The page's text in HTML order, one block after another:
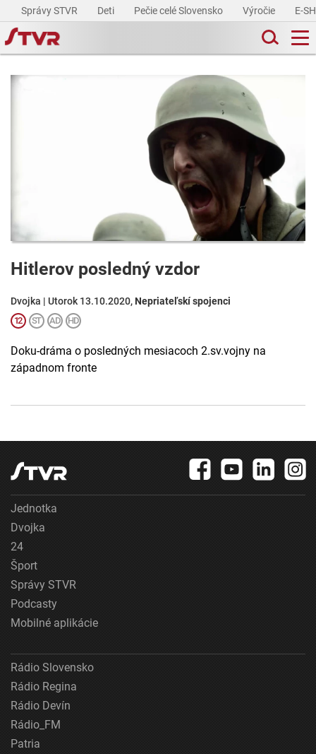
Správy STVR Deti Pečie celé Slovensko Výročie E-
Hitlerov posledný vzdor
Dvojka | Utorok 13.10.2020, Nepriateľskí spojenci
Doku-dráma o posledných mesiacoch 2.sv.vojny na
západnom fronte
Jednotka
Dvojka
24
Šport
Správy STVR
Podcasty
Mobilné aplikácie
Rádio Slovensko
Rádio Regina
Rádio Devín
Rádio_FM
Patria